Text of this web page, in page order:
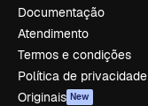
Documentação
Atendimento
Termos e condições
Política de privacidade
Originais New